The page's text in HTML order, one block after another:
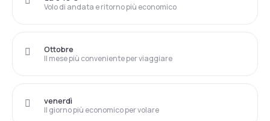
Volo di andata e ritorno più economico
Il mese più conveniente per viaggiare
Ottobre
Il giorno più economico per volare
venerdì